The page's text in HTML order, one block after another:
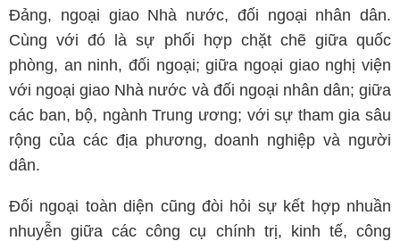
Đảng, ngoại giao Nhà nước, đối ngoại nhân dân.
Cùng với đó là sự phối hợp chặt chẽ giữa quốc
phòng, an ninh, đối ngoại; giữa ngoại giao nghị viện
với ngoại giao Nhà nước và đối ngoại nhân dân; giữa
các ban, bộ, ngành Trung ương; với sự tham gia sâu
rộng của các địa phương, doanh nghiệp và người
dân.
Đối ngoại toàn diện cũng đòi hỏi sự kết hợp nhuần
nhuyễn giữa các công cụ chính trị, kinh tế, công